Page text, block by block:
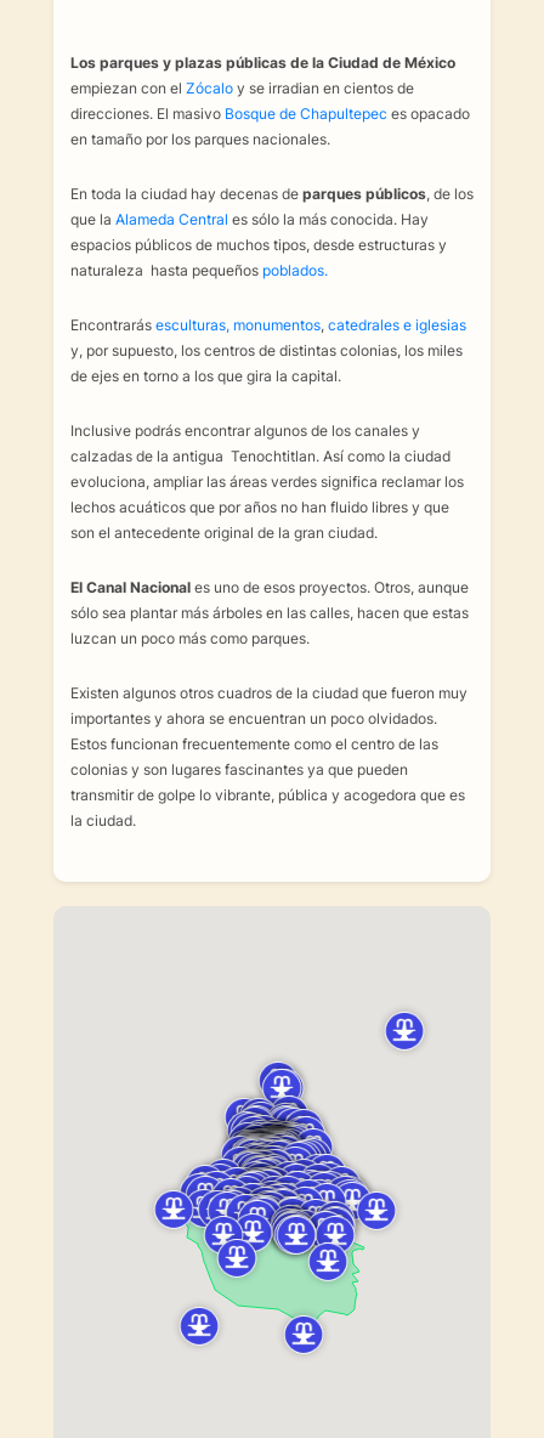
Los parques y plazas públicas de la Ciudad de México
empiezan con el Zócalo y se irradian en cientos de
direcciones. El masivo Bosque de Chapultepec es opacado
en tamaño por los parques nacionales.
En toda la ciudad hay decenas de parques públicos, de los
que la Alameda Central es sólo la más conocida. Hay
espacios públicos de muchos tipos, desde estructuras y
naturaleza hasta pequeños poblados.
Encontrarás esculturas, monumentos, catedrales e iglesias
y, por supuesto, los centros de distintas colonias, los miles
de ejes en torno a los que gira la capital.
Inclusive podrás encontrar algunos de los canales y
calzadas de la antigua Tenochtitlan. Así como la ciudad
evoluciona, ampliar las áreas verdes significa reclamar los
lechos acuáticos que por años no han fluido libres y que
son el antecedente original de la gran ciudad.
El Canal Nacional es uno de esos proyectos. Otros, aunque
sólo sea plantar más árboles en las calles, hacen que estas
luzcan un poco más como parques.
Existen algunos otros cuadros de la ciudad que fueron muy
importantes y ahora se encuentran un poco olvidados.
Estos funcionan frecuentemente como el centro de las
colonias y son lugares fascinantes ya que pueden
transmitir de golpe lo vibrante, pública y acogedora que es
la ciudad.